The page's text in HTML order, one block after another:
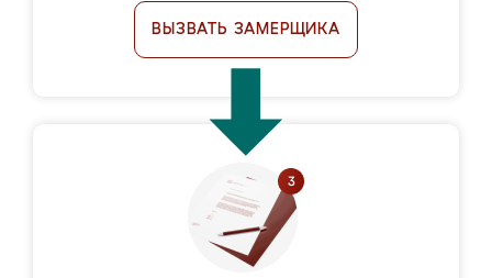
ВЫЗВАТЬ ЗАМЕРЩИКА